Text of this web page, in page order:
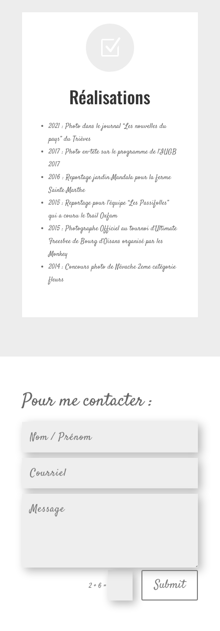
Réalisations
2021 : Photo dans le journal “Les nouvelles du
pays” du Trièves
2017 : Photo en-tête sur le programme de l’IUGB
2017
2016 : Reportage jardin Mandala pour la ferme
Sainte Marthe
2015 : Reportage pour l’équipe “Les Passifolles”
qui a couru le trail Oxfam
2015 : Photographe Officiel au tournoi d’Ultimate
Freesbee de Bourg d’Oisans organisé par les
Monkey
2014 : Concours photo de Névache 2eme catégorie
fleurs
Pour me contacter :
2 + 6 = Submit